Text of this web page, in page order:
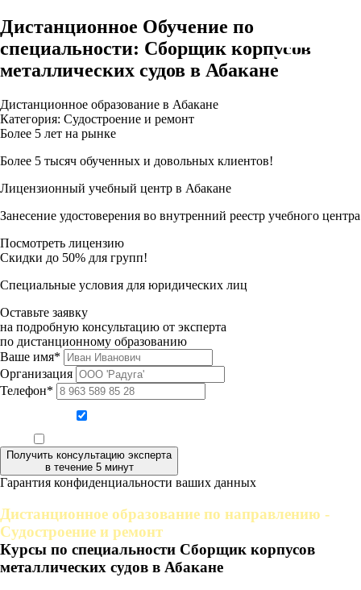
Дистанционное Обучение по
специальности: Сборщик корпусов
металлических судов в Абакане
Дистанционное образование в Абакане
Категория: Судостроение и ремонт
Более 5 лет на рынке
Более 5 тысяч обученных и довольных клиентов!
Лицензионный учебный центр в Абакане
Занесение удостоверения во внутренний реестр учебного центра
Посмотреть лицензию
Скидки до 50% для групп!
Специальные условия для юридических лиц
Оставьте заявку
на подробную консультацию от эксперта
по дистанционному образованию
Ваше имя*
Организация
Телефон*
Получить консультацию эксперта
в течение 5 минут
Гарантия конфиденциальности ваших данных
Дистанционное образование по направлению -
Судостроение и ремонт
Курсы по специальности Сборщик корпусов
металлических судов в Абакане